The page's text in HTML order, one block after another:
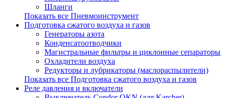
Шланги
Показать все Пневмоинструмент
Подготовка сжатого воздуха и газов
Генераторы азота
Конденсатоотводчики
Магистральные фильтры и циклонные сепараторы
Охладители воздуха
Редукторы и лубрикаторы (маслораспылители)
Показать все Подготовка сжатого воздуха и газов
Реле давления и включатели